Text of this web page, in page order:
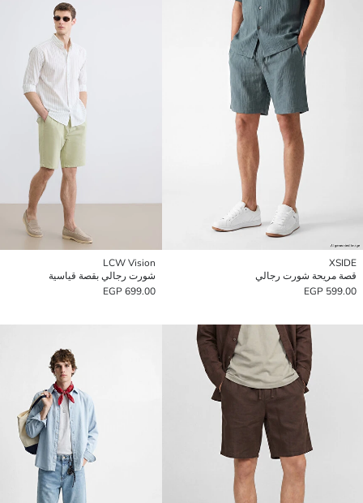
XSIDE
قصة مريحة شورت رجالي
599.00 EGP
LCW Vision
شورت رجالي بقصة قياسية
699.00 EGP